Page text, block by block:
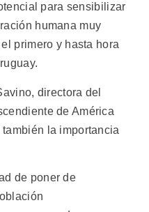
para sensibilizar
humana muy
primero y hasta hora
directora del
de América
la importancia
de poner de